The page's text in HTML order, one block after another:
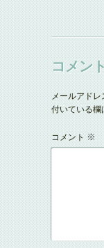
コメン
メールアドレ
付いている欄
コメント ※